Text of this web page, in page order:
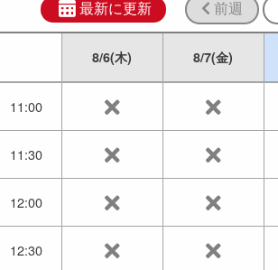
最新に更新 前週
8/6(木) 8/7(金)
11:00
11:30
12:00
12:30